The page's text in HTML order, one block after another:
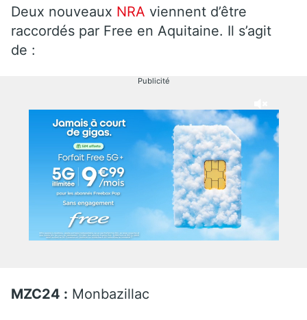
Deux nouveaux NRA viennent d’être
raccordés par Free en Aquitaine. Il s’agit
de :
Publicité
MZC24 : Monbazillac